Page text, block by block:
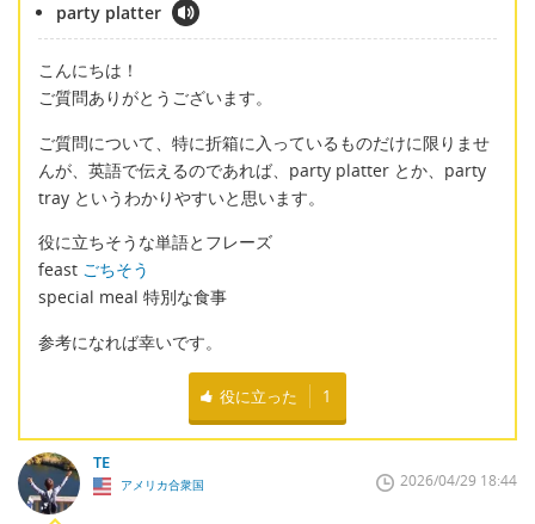
party platter
こんにちは！
ご質問ありがとうございます。
ご質問について、特に折箱に入っているものだけに限りませ
んが、英語で伝えるのであれば、party platter とか、party
tray というわかりやすいと思います。
役に立ちそうな単語とフレーズ
feast ごちそう
special meal 特別な食事
参考になれば幸いです。
役に立った 1
TE
アメリカ合衆国 2026/04/29 18:44